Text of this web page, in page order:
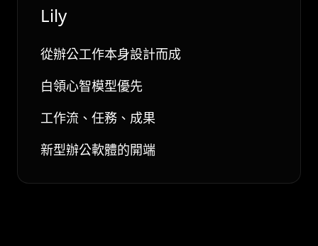
Lily
從辦公工作本身設計而成
白領心智模型優先
工作流、任務、成果
新型辦公軟體的開端